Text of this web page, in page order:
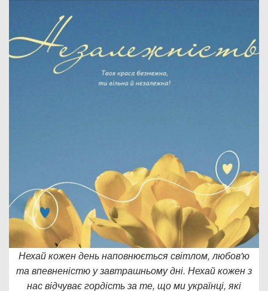
Нехай кожен день наповнюється світлом, любов'ю
та впевненістю у завтрашньому дні. Нехай кожен з
нас відчуває гордість за те, що ми українці, які